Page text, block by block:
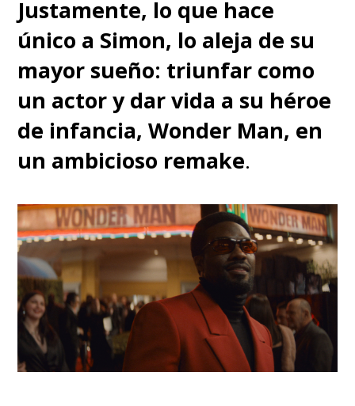
Justamente, lo que hace
único a Simon, lo aleja de su
mayor sueño: triunfar como
un actor y dar vida a su héroe
de infancia, Wonder Man, en
un ambicioso remake.